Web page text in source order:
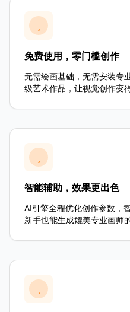
免费使用，零门槛创作
无需绘画基础，无需安装专
级艺术作品，让视觉创作变
智能辅助，效果更出色
AI引擎全程优化创作参数，
新手也能生成媲美专业画师